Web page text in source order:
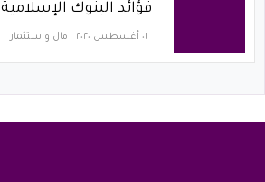
فؤائد البنوك الإسلامية 2020
٠١ أغسطس ٢٠٢٠ مال واستثمار